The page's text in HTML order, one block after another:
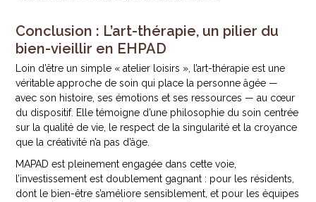
Conclusion : L’art-thérapie, un pilier du
bien-vieillir en EHPAD
Loin d’être un simple « atelier loisirs », l’art-thérapie est une
véritable approche de soin qui place la personne âgée —
avec son histoire, ses émotions et ses ressources — au cœur
du dispositif. Elle témoigne d’une philosophie du soin centrée
sur la qualité de vie, le respect de la singularité et la croyance
que la créativité n’a pas d’âge.
MAPAD est pleinement engagée dans cette voie,
l’investissement est doublement gagnant : pour les résidents,
dont le bien-être s’améliore sensiblement, et pour les équipes